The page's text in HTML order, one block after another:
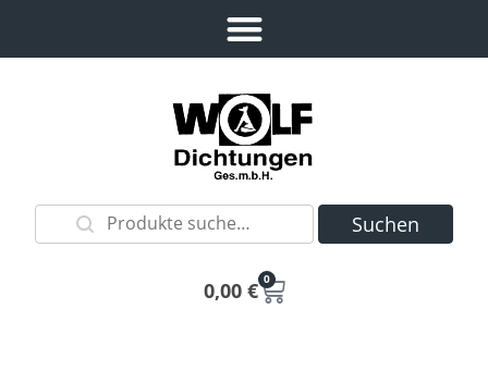
Suchen
0,00 € 0